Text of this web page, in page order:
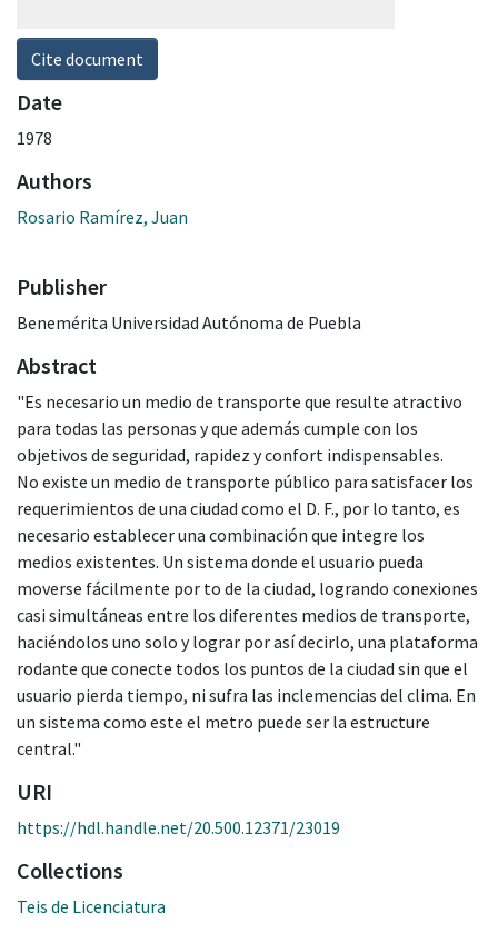
Cite document
Date
1978
Authors
Rosario Ramírez, Juan
Publisher
Benemérita Universidad Autónoma de Puebla
Abstract
"Es necesario un medio de transporte que resulte atractivo
para todas las personas y que además cumple con los
objetivos de seguridad, rapidez y confort indispensables.
No existe un medio de transporte público para satisfacer los
requerimientos de una ciudad como el D. F., por lo tanto, es
necesario establecer una combinación que integre los
medios existentes. Un sistema donde el usuario pueda
moverse fácilmente por to de la ciudad, logrando conexiones
casi simultáneas entre los diferentes medios de transporte,
haciéndolos uno solo y lograr por así decirlo, una plataforma
rodante que conecte todos los puntos de la ciudad sin que el
usuario pierda tiempo, ni sufra las inclemencias del clima. En
un sistema como este el metro puede ser la estructure
central."
URI
https://hdl.handle.net/20.500.12371/23019
Collections
Teis de Licenciatura